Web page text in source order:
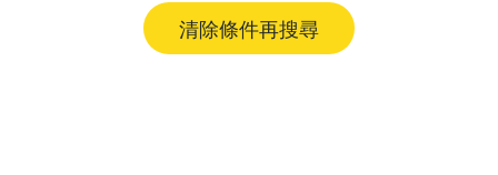
清除條件再搜尋